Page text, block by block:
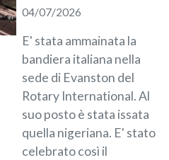
04/07/2026
E' stata ammainata la
bandiera italiana nella
sede di Evanston del
Rotary International. Al
suo posto è stata issata
quella nigeriana. E' stato
celebrato così il